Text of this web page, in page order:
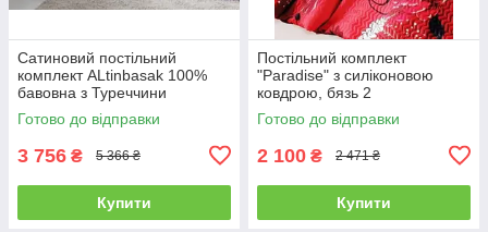
Сатиновий постільний
комплект ALtinbasak 100%
бавовна з Туреччини
двоспальний - євро
Готово до відправки
3 756 ₴ 5 366 ₴
Купити
Постільний комплект
"Paradise" з силіконовою
ковдрою, бязь 2
Готово до відправки
2 100 ₴ 2 471 ₴
Купити